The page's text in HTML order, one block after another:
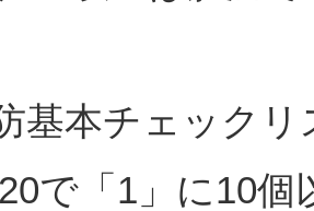
基本チェック
で「1」に10